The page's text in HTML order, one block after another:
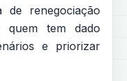
de renegociação
tem dado
e priorizar